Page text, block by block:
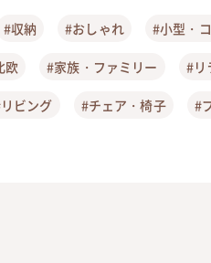
#収納 #おしゃれ #小型・
欧 #家族・ファミリー #リ
ビング #チェア・椅子 #